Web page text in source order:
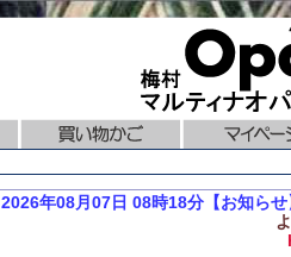
2026年08月07日 08時18分【お知らせ